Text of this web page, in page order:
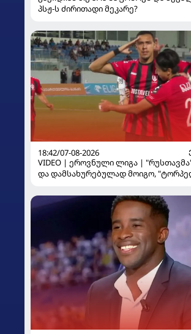
პსჟ-ს ძირითადი მეკარე?
18:42/07-08-2026
VIDEO | ეროვნული ლიგა |
და დამსახურებულად მოიგო,